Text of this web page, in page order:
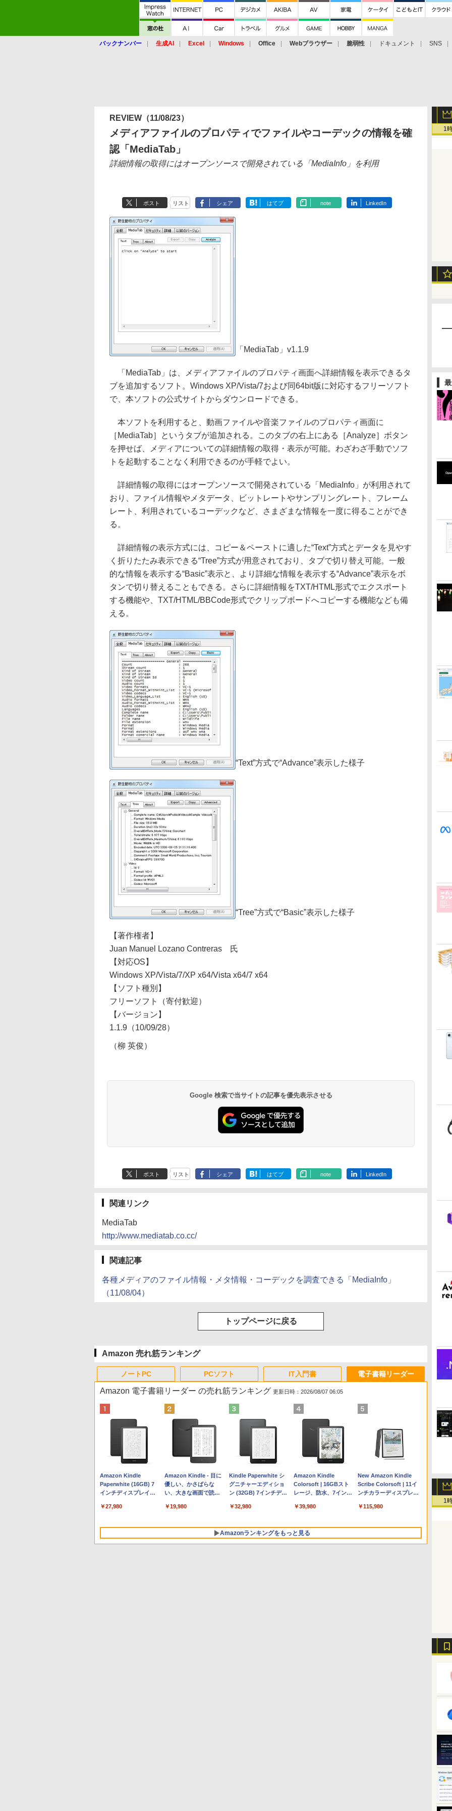
バックナンバー 生成AI Excel Windows Office Webブラウザー 脆弱性 ドキュメント SNS
1
1
REVIEW （11/08/23）
メディアファイルのプロパティでファイルやコーデックの情報を確
認「MediaTab」
詳細情報の取得にはオープンソースで開発されている「MediaInfo」を利用
ポスト リスト シェア はてブ note LinkedIn
「MediaTab」v1.1.9
「MediaTab」は、メディアファイルのプロパティ画面へ詳細情報を表示できるタ
ブを追加するソフト。Windows XP/Vista/7および同64bit版に対応するフリーソフト
で、本ソフトの公式サイトからダウンロードできる。
本ソフトを利用すると、動画ファイルや音楽ファイルのプロパティ画面に
［MediaTab］というタブが追加される。このタブの右上にある［Analyze］ボタン
を押せば、メディアについての詳細情報の取得・表示が可能。わざわざ手動でソフ
トを起動することなく利用できるのが手軽でよい。
詳細情報の取得にはオープンソースで開発されている「MediaInfo」が利用されて
おり、ファイル情報やメタデータ、ビットレートやサンプリングレート、フレーム
レート、利用されているコーデックなど、さまざまな情報を一度に得ることができ
る。
詳細情報の表示方式には、コピー＆ペーストに適した“Text”方式とデータを見やす
く折りたたみ表示できる“Tree”方式が用意されており、タブで切り替え可能。一般
的な情報を表示する“Basic”表示と、より詳細な情報を表示する“Advance”表示をボ
タンで切り替えることもできる。さらに詳細情報をTXT/HTML形式でエクスポート
する機能や、TXT/HTML/BBCode形式でクリップボードへコピーする機能なども備
える。
“Text”方式で“Advance”表示した様子
“Tree”方式で“Basic”表示した様子
【著作権者】
Juan Manuel Lozano Contreras 氏
【対応OS】
Windows XP/Vista/7/XP x64/Vista x64/7 x64
【ソフト種別】
フリーソフト（寄付歓迎）
【バージョン】
1.1.9（10/09/28）
（柳 英俊）
Google 検索で当サイトの記事を優先表示させる
ポスト リスト シェア はてブ note LinkedIn
関連リンク
MediaTab
http://www.mediatab.co.cc/
関連記事
各種メディアのファイル情報・メタ情報・コーデックを調査できる「MediaInfo」
（11/08/04）
トップページに戻る
Amazon 売れ筋ランキング
ノートPC
Apple 2026 MacBook
Neo A18 Proチップ搭
載13インチノートブッ
Intelligence、Liquid
8GBメモリ、512GB
HDカメラ、Touch ID -
￥162,598
tomtoc 360°保護 15.6
16インチ パソコンケー
ス Dell NEC Lavie
Lenovo対応
￥2,952
Apple 2026 MacBook
Air M5チップ搭載13イ
ンチノートブック：AI
13.6インチLiquid
24GBユニファイドメモ
リ、1TB SSD、12MPセ
ンターフレームカメ
￥347,600
【Amazon.co.jp限定】
HP ノートパソコン 15-
fd 15.6インチ 16GBメ
テル Core 5
￥129,800
FMV ノートパソコン
WE1-K3 (MS 365
Personal/Copilotキー搭
i5/16GB/SSD 512GB/ホ
FMVWK3E15W_AZ
￥123,400
PCソフト
Robloxギフトカード -
800 Robux 【限定バー
チャルアイテムを含
ムコード】 ロブロック
版
￥1,300
Microsoft Office
Home & Business
2024(最新 永続版)|オン
版|Windows11、
￥39,582
Robloxギフトカード -
2,000 Robux 【限定バ
ーチャルアイテムを含
ムコード】 ロブロック
版
￥3,200
Robloxギフトカード -
1000 Robux 【限定バ
ーチャルアイテムを含
ムコード】 ロブロック
￥1,600
Windows版 | Minecraft
(マインクラフト): Java &
Bedrock Edition | オンラ
￥3,600
IT入門書
生成AIパスポート公式
テキスト 第４版
AIイラスト表現辞典: 思
い通りの絵を引き出す
プロンプトの言葉 AI画
イラストLabo)
￥480
ClaudeCode いちばん
やさしい 教科書: 非エ
ンジニア 初心者 素人
アル AI副業にもコンテ
版にも！ 非エンジニア
のためのAIコーディン
グ入門シリーズ
￥99
1冊ですべて身につく
HTML & CSSとWebデ
ザイン入門講座［第2
￥2,326
FM TOWNS ハイパー・
カタログ: 本体ハードウ
ェア・市販ソフトウェア
最新エミュレータ紹介
￥1,600
電子書籍リーダー
Amazon 電子書籍リーダー の売れ筋ランキング 更新日時：2026/08/07 06:05
Amazon Kindle
Paperwhite (16GB) 7
インチディスプレイ、
間持続バッテリー、広
￥27,980
Amazon Kindle - 目に
優しい、かさばらな
い、大きな画面で読み
テリー、6インチディス
ー、ブラック、16GB、
￥19,980
Kindle Paperwhite シ
グニチャーエディショ
ン (32GB) 7インチディ
調整、色調調節ライ
リー、広告なし、メタ
リックブラック
￥32,980
Amazon Kindle
Colorsoft | 16GBスト
レージ、防水、7インチ
色調調節ライト、最大8
広告無し、ブラック
(2025年発売)
￥39,980
New Amazon Kindle
Scribe Colorsoft | 11イ
ンチカラーディスプレ
ノート機能搭載、明るさ
ト、プレミアムペン付
￥115,980
Amazonランキングをもっと見る